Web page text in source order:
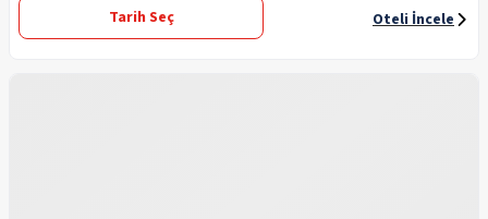
Tarih Seç
Oteli İncele